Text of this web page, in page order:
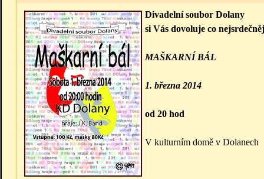
Divadelní soubor Dolany
si Vás dovoluje co
MAŠKARNÍ BÁL
1. března 2014
od 20 hod
V kulturním domě v Dolanech